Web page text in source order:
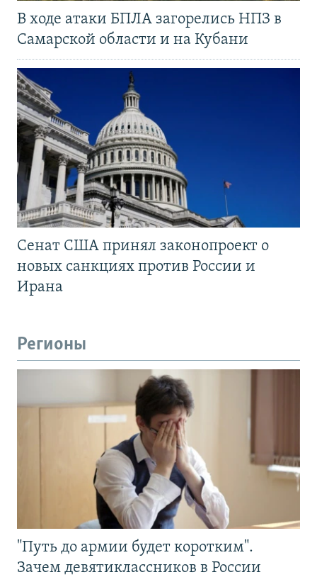
В ходе атаки БПЛА загорелись НПЗ в
Самарской области и на Кубани
Сенат США принял законопроект о
новых санкциях против России и
Ирана
Регионы
"Путь до армии будет коротким".
Зачем девятиклассников в России